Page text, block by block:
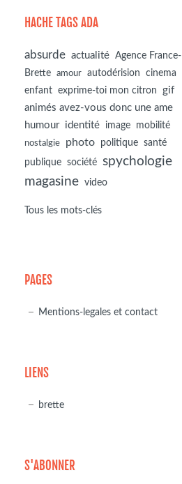
HACHE TAGS ADA
absurde actualité Agence France-
Brette
amour autodérision
cinema
enfant exprime-toi mon citron
gif
animés avez-vous donc une ame
humour identité image mobilité
nostalgie photo politique santé
publique société spychologie
magasine video
Tous les mots-clés
PAGES
Mentions-legales et contact
LIENS
brette
S'ABONNER